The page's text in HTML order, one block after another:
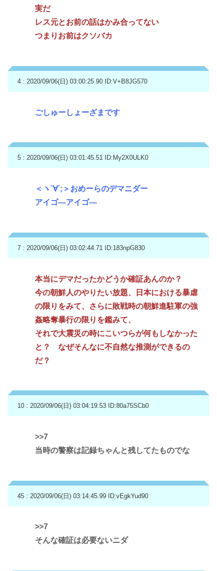
実だ
レス元とお前の話はかみ合ってない
つまりお前はクソバカ
4 : 2020/09/06(日) 03:00:25.90 ID:V+B8JG570
ごしゅーしょーざまです
5 : 2020/09/06(日) 03:01:45.51 ID:My2X0ULK0
＜ヽ`∀´;＞おめーらのデマニダー
アイゴ―アイゴ―
7 : 2020/09/06(日) 03:02:44.71 ID:183npG830
本当にデマだったかどうか確証あんのか？
今の朝鮮人のやりたい放題、日本における暴虐
の限りをみて、さらに敗戦時の朝鮮進駐軍の強
姦略奪暴行の限りを鑑みて、
それで大震災の時にこいつらが何もしなかった
と？ なぜそんなに不自然な推測ができるの
だ？
10 : 2020/09/06(日) 03:04:19.53 ID:80a75SCb0
>>7
当時の警察は記録ちゃんと残してたものでな
45 : 2020/09/06(日) 03:14:45.99 ID:vEgkYud90
>>7
そんな確証は必要ないニダ